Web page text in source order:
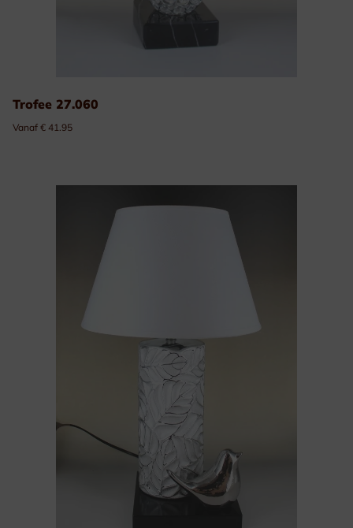
Trofee 27.060
Vanaf € 41.95